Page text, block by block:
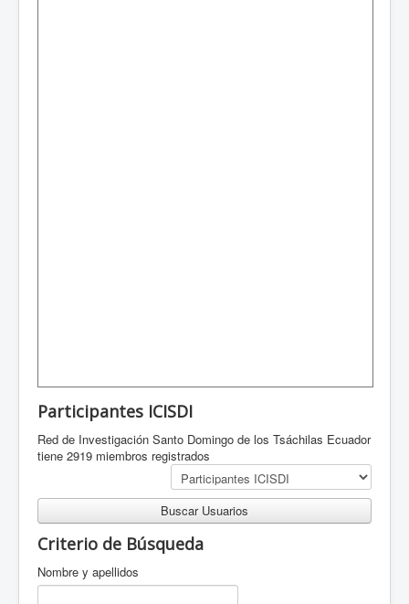
Participantes ICISDI
Red de Investigación Santo Domingo de los Tsáchilas Ecuador
tiene 2919 miembros registrados
Buscar Usuarios
Criterio de Búsqueda
Nombre y apellidos